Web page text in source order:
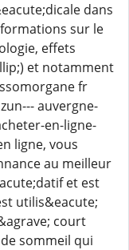
dans
sur le
effets
et notamment
fr
auvergne-
en-ligne-
ligne, vous
au meilleur
et est
utilis&eacute;
court
sommeil qui